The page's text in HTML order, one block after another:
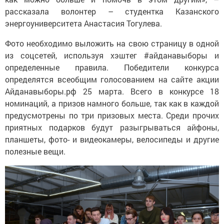
рассказала волонтер – студентка Казанского
энергоуниверситета Анастасия Тогулева.
Фото необходимо выложить на свою страницу в одной
из соцсетей, используя хэштег #айданавыборы и
определенные правила. Победители конкурса
определятся всеобщим голосованием на сайте акции
Айданавыборы.рф 25 марта. Всего в конкурсе 18
номинаций, а призов намного больше, так как в каждой
предусмотрены по три призовых места. Среди прочих
приятных подарков будут разыгрываться айфоны,
планшеты, фото- и видеокамеры, велосипеды и другие
полезные вещи.